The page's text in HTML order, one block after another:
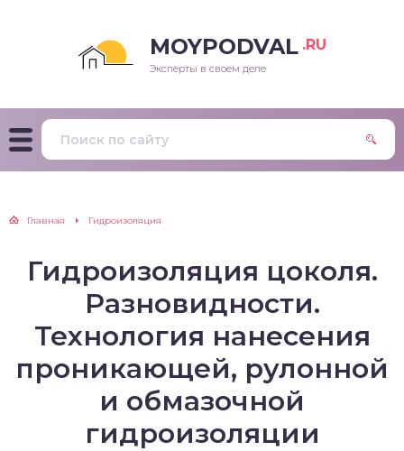
MOYPODVAL .RU
Эксперты в своем деле
Главная Гидроизоляция
Гидроизоляция цоколя.
Разновидности.
Технология нанесения
проникающей, рулонной
и обмазочной
гидроизоляции